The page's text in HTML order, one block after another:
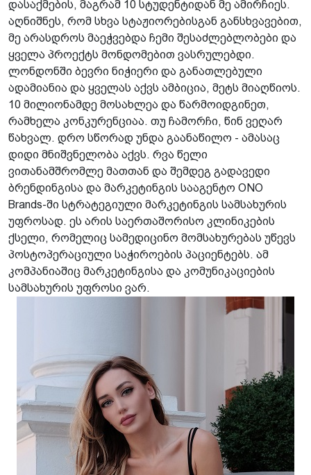
დასაქმების, მაგრამ 10 სტუდენტიდან მე ამირჩიეს.
აღნიშნეს, რომ სხვა სტაჟიორებისგან განსხვავებით,
მე არასდროს მაეჭვებდა ჩემი შესაძლებლობები და
ყველა პროექტს მონდომებით ვასრულებდი.
ლონდონში ბევრი ნიჭიერი და განათლებული
ადამიანია და ყველას აქვს ამბიცია, მეტს მიაღწიოს.
10 მილიონამდე მოსახლეა და წარმოიდგინეთ,
რამხელა კონკურენციაა. თუ ჩამორჩი, წინ ვეღარ
წახვალ. დრო სწორად უნდა გაანაწილო - ამასაც
დიდი მნიშვნელობა აქვს. რვა წელი
ვითანამშრომლე მათთან და შემდეგ გადავედი
ბრენდინგისა და მარკეტინგის სააგენტო ONO
Brands-ში სტრატეგიული მარკეტინგის სამსახურის
უფროსად. ეს არის საერთაშორისო კლინიკების
ქსელი, რომელიც სამედიცინო მომსახურებას უწევს
პოსტოპერაციული საჭიროების პაციენტებს. ამ
კომპანიაშიც მარკეტინგისა და კომუნიკაციების
სამსახურის უფროსი ვარ.